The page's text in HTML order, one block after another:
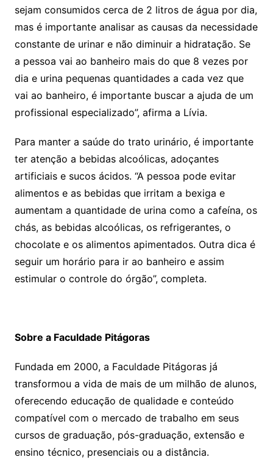
sejam consumidos cerca de 2 litros de água por dia,
mas é importante analisar as causas da necessidade
constante de urinar e não diminuir a hidratação. Se
a pessoa vai ao banheiro mais do que 8 vezes por
dia e urina pequenas quantidades a cada vez que
vai ao banheiro, é importante buscar a ajuda de um
profissional especializado”, afirma a Lívia.
Para manter a saúde do trato urinário, é importante
ter atenção a bebidas alcoólicas, adoçantes
artificiais e sucos ácidos. “A pessoa pode evitar
alimentos e as bebidas que irritam a bexiga e
aumentam a quantidade de urina como a cafeína, os
chás, as bebidas alcoólicas, os refrigerantes, o
chocolate e os alimentos apimentados. Outra dica é
seguir um horário para ir ao banheiro e assim
estimular o controle do órgão”, completa.
Sobre a Faculdade Pitágoras
Fundada em 2000, a Faculdade Pitágoras já
transformou a vida de mais de um milhão de alunos,
oferecendo educação de qualidade e conteúdo
compatível com o mercado de trabalho em seus
cursos de graduação, pós-graduação, extensão e
ensino técnico, presenciais ou a distância.